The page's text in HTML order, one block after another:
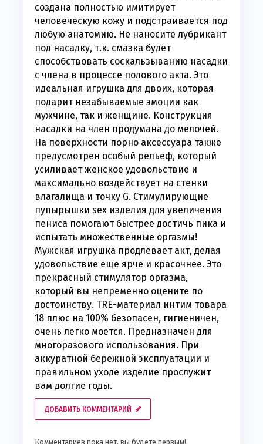
создана полностью имитирует
человеческую кожу и подстраивается под
любую анатомию. Не наносите лубрикант
под насадку, т.к. смазка будет
способствовать соскальзыванию насадки
с члена в процессе полового акта. Это
идеальная игрушка для двоих, которая
подарит незабываемые эмоции как
мужчине, так и женщине. Конструкция
насадки на член продумана до мелочей.
На поверхности порно аксессуара также
предусмотрен особый рельеф, который
усиливает женское удовольствие и
максимально воздействует на стенки
влагалища и точку G. Стимулирующие
пупырышки sex изделия для увеличения
пениса помогают быстрее достичь пика и
испытать множественные оргазмы!
Мужская игрушка продлевает акт, делая
удовольствие еще ярче и красочнее. Это
прекрасный стимулятор оргазма,
который вы непременно оцените по
достоинству. TRE-материал интим товара
18 плюс на 100% безопасен, гигиеничен,
очень легко моется. Предназначен для
многоразового использования. При
аккуратной бережной эксплуатации и
правильном уходе изделие прослужит
вам долгие годы.
ДОБАВИТЬ КОММЕНТАРИЙ
Комментариев пока нет, вы будете первым!